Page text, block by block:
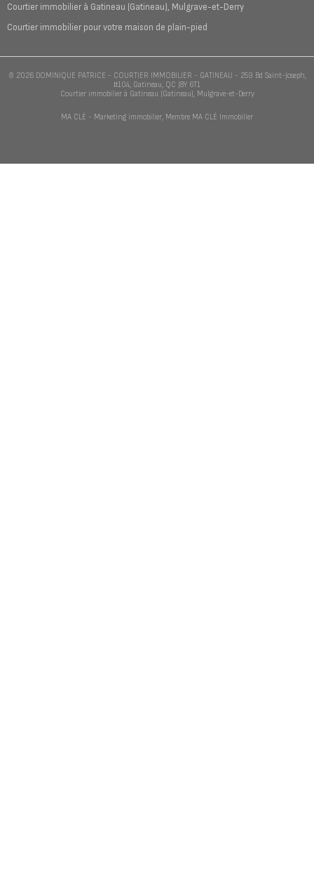
Courtier immobilier à Gatineau (Gatineau), Mulgrave-et-Derry
Courtier immobilier pour votre maison de plain-pied
© 2026 DOMINIQUE PATRICE - COURTIER IMMOBILIER - GATINEAU - 259 Bd Saint-Joseph,
#104, Gatineau, QC J8Y 6T1
Courtier immobilier à Gatineau (Gatineau) Mulgrave-et-Derry
MA CLÉ - Marketing immobilier , Membre MA CLÉ Immobilier